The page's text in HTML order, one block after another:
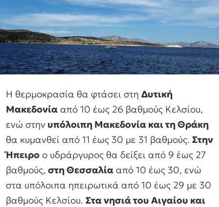
Η θερμοκρασία θα φτάσει στη Δυτική
Μακεδονία από 10 έως 26 βαθμούς Κελσίου,
ενώ στην υπόλοιπη Μακεδονία και τη Θράκη
θα κυμανθεί από 11 έως 30 με 31 βαθμούς. Στην
Ήπειρο ο υδράργυρος θα δείξει από 9 έως 27
βαθμούς, στη Θεσσαλία από 10 έως 30, ενώ
στα υπόλοιπα ηπειρωτικά από 10 έως 29 με 30
βαθμούς Κελσίου. Στα νησιά του Αιγαίου και